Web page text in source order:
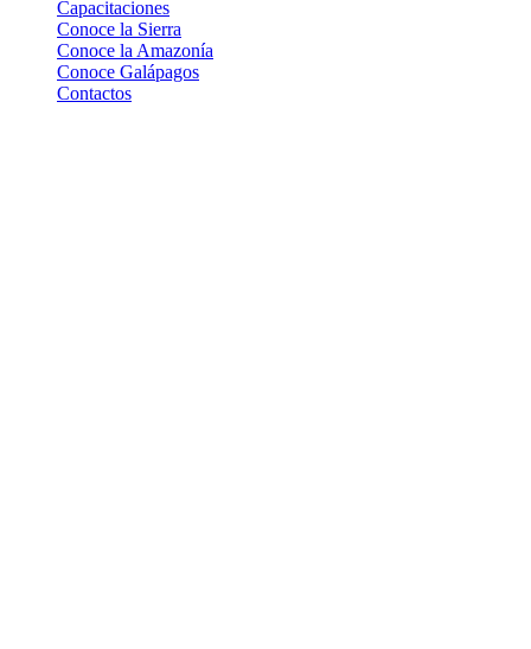
Capacitaciones
Conoce la Sierra
Conoce la Amazonía
Conoce Galápagos
Contactos